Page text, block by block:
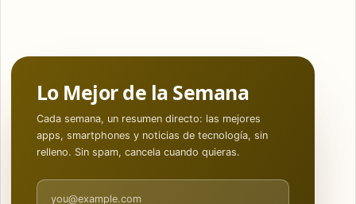
Lo Mejor de la Semana
Cada semana, un resumen directo: las mejores
apps, smartphones y noticias de tecnología, sin
relleno. Sin spam, cancela cuando quieras.
Email address